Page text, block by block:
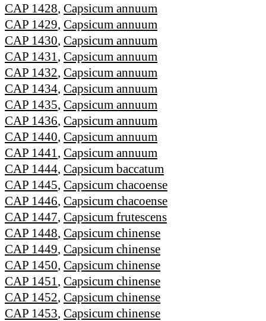
CAP 1428, Capsicum annuum
CAP 1429, Capsicum annuum
CAP 1430, Capsicum annuum
CAP 1431, Capsicum annuum
CAP 1432, Capsicum annuum
CAP 1434, Capsicum annuum
CAP 1435, Capsicum annuum
CAP 1436, Capsicum annuum
CAP 1440, Capsicum annuum
CAP 1441, Capsicum annuum
CAP 1444, Capsicum baccatum
CAP 1445, Capsicum chacoense
CAP 1446, Capsicum chacoense
CAP 1447, Capsicum frutescens
CAP 1448, Capsicum chinense
CAP 1449, Capsicum chinense
CAP 1450, Capsicum chinense
CAP 1451, Capsicum chinense
CAP 1452, Capsicum chinense
CAP 1453, Capsicum chinense